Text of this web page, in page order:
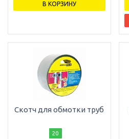
В КОРЗИНУ
Скотч для обмотки труб
20